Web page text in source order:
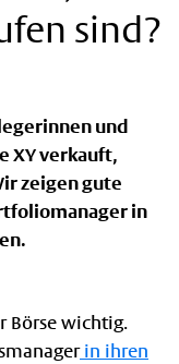
sind?
und
XY verkauft,
zeigen gute
in
Börse wichtig.
in ihren